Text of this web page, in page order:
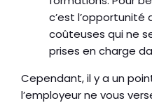
c’est
coûteuses qui ne
prises en charge
Cependant, il y a un
l’employeur ne vous